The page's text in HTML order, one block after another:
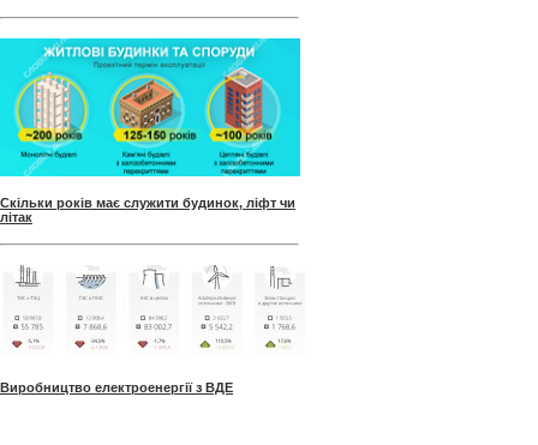
Скільки років має служити будинок, ліфт чи
літак
Виробництво електроенергії з ВДЕ